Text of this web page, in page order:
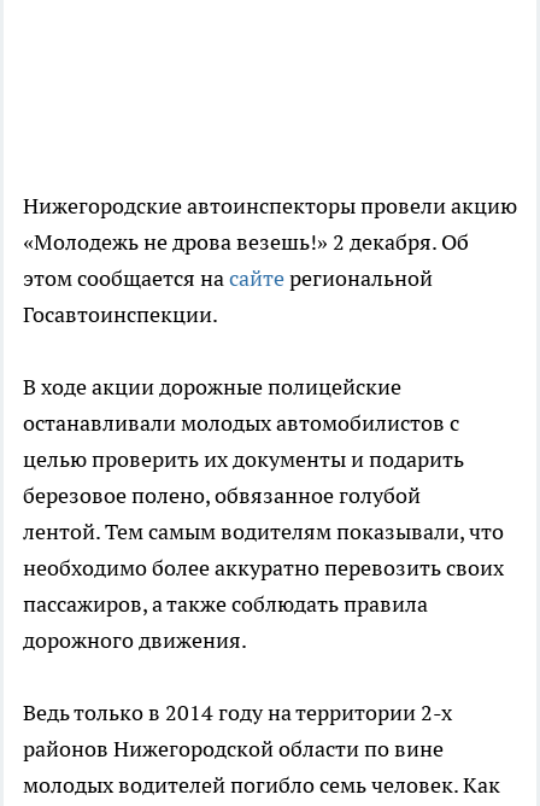
Нижегородские автоинспекторы провели акцию
«Молодежь не дрова везешь!» 2 декабря. Об
этом сообщается насайтерегиональной
Госавтоинспекции.
В ходе акции дорожные полицейские
останавливали молодых автомобилистов с
целью проверить их документы и подарить
березовое полено, обвязанное голубой
лентой. Тем самым водителям показывали, что
необходимо более аккуратно перевозить своих
пассажиров, а также соблюдать правила
дорожного движения.
Ведь только в 2014 году на территории 2-х
районов Нижегородской области по вине
молодых водителей погибло семь человек. Как